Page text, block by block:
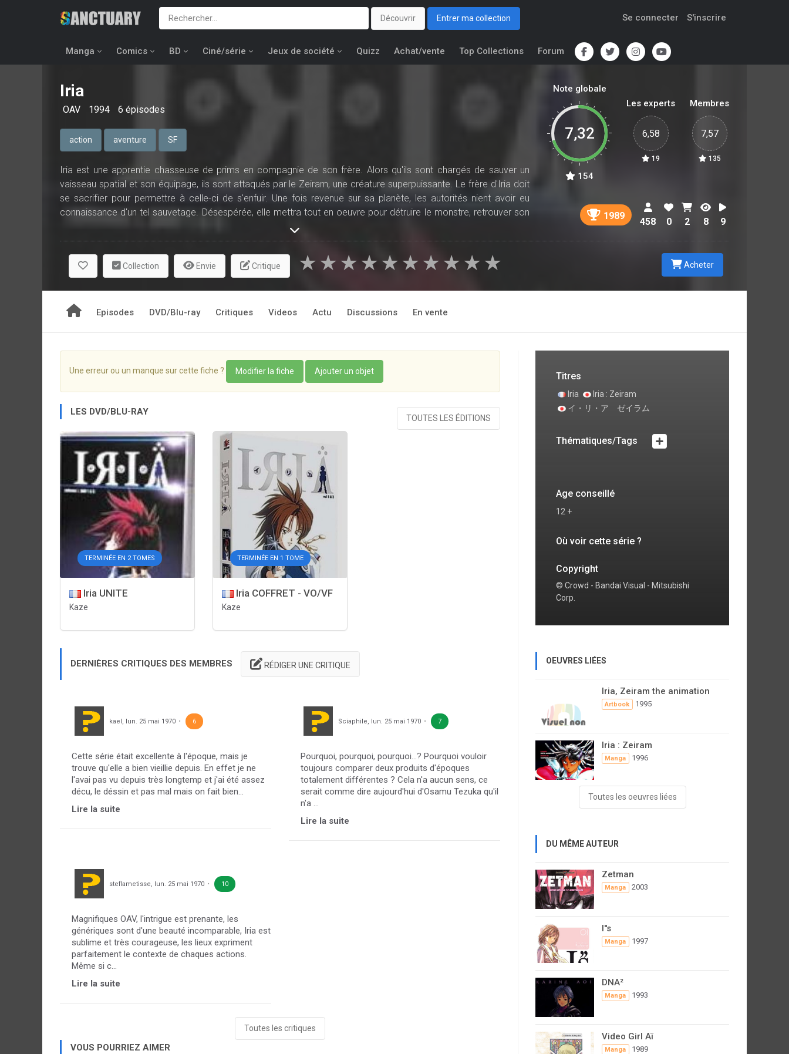
Découvrir Entrer ma collection Se connecter S'inscrire
Manga Comics BD Ciné/série Jeux de société Quizz Achat/vente Top Collections Forum
Iria
OAV 1994 6 épisodes
action aventure SF
Iria est une apprentie chasseuse de prims en compagnie de son frère. Alors qu'ils sont chargés de sauver un
vaisseau spatial et son équipage, ils sont attaqués par le Zeiram, une créature superpuissante. Le frère d'Iria doit
se sacrifier pour permettre à celle-ci de s'enfuir. Une fois revenue sur sa planète, les autorités nient avoir eu
connaissance d'un tel sauvetage. Désespérée, elle mettra tout en oeuvre pour détruire le monstre, retrouver son
frère qu'ell croit vivant, et continuer sa lutte contre le Zeiram. Son frère est de retour mais est ce vraiment lui? Que
lui est il arrivé pour qu'il change autant et quelles sont ces nouvelles créatures qui travaillent aux cotés du
Zeiram?...Iria, plus tout à fais seule, continue sa quête avec l'espoir de retrouver ses amis perdus...
Note globale
7,32
154
Les experts
6,58
19
Membres
7,57
135
1989
458 0 2 8 9
Collection Envie Critique ★
★
★
★
★
★
★
★
★
★ Acheter
Episodes DVD/Blu-ray Critiques Videos Actu Discussions En vente
Une erreur ou un manque sur cette fiche ? Modifier la fiche Ajouter un objet
LES DVD/BLU-RAY
TOUTES LES ÉDITIONS
TERMINÉE EN 2 TOMES
Iria UNITE
Kaze
TERMINÉE EN 1 TOME
Iria COFFRET - VO/VF
Kaze
DERNIÈRES CRITIQUES DES MEMBRES RÉDIGER UNE CRITIQUE
kael, lun. 25 mai 1970 6
Cette série était excellente à l'époque, mais je
trouve qu'elle a bien vieillie depuis. En effet je ne
l'avai pas vu depuis très longtemp et j'ai été assez
décu, le déssin et pas mal mais on fait bien...
Lire la suite
Sciaphile, lun. 25 mai 1970 7
Pourquoi, pourquoi, pourquoi...? Pourquoi vouloir
toujours comparer deux produits d'époques
totalement différentes ? Cela n'a aucun sens, ce
serait comme dire aujourd'hui d'Osamu Tezuka qu'il
n'a ...
Lire la suite
steflametisse, lun. 25 mai 1970 10
Magnifiques OAV, l'intrigue est prenante, les
génériques sont d'une beauté incomparable, Iria est
sublime et très courageuse, les lieux expriment
parfaitement le contexte de chaques actions.
Même si c...
Lire la suite
Toutes les critiques
VOUS POURRIEZ AIMER
Titres
Iria
Iria : Zeiram
イ・リ・ア ゼイラム
Thématiques/Tags
Age conseillé
12 +
Où voir cette série ?
Copyright
© Crowd - Bandai Visual - Mitsubishi
Corp.
OEUVRES LIÉES
Iria, Zeiram the animation
Artbook 1995
Iria : Zeiram
Manga 1996
Toutes les oeuvres liées
DU MÊME AUTEUR
Zetman
Manga 2003
I''s
Manga 1997
DNA²
Manga 1993
Video Girl Aï
Manga 1989